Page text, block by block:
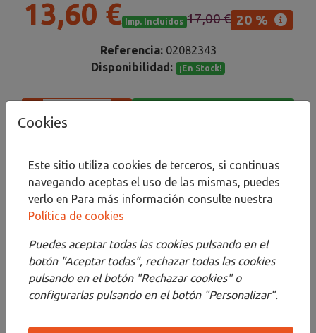
13,60 € Imp. Incluidos 17,00 € 20 %
Referencia: 02082343
Disponibilidad:
¡En Stock!
Compartir
Descripción
Detalles
Adjuntos
Opiniones
Cookies
Este sitio utiliza cookies de terceros, si continuas
navegando aceptas el uso de las mismas, puedes
verlo en Para más información consulte nuestra
Política de cookies
Puedes aceptar todas las cookies pulsando en el
botón "Aceptar todas", rechazar todas las cookies
pulsando en el botón "Rechazar cookies" o
configurarlas pulsando en el botón "Personalizar".